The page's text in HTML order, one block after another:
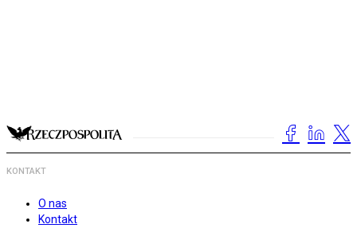
KONTAKT
O nas
Kontakt